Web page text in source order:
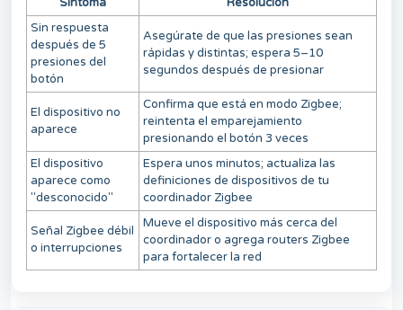
Sin respuesta
después de 5
presiones del
botón
Asegúrate de que las presiones sean
rápidas y distintas; espera 5–10
segundos después de presionar
El dispositivo no
aparece
Confirma que está en modo Zigbee;
reintenta el emparejamiento
presionando el botón 3 veces
El dispositivo
aparece como
"desconocido"
Espera unos minutos; actualiza las
definiciones de dispositivos de tu
coordinador Zigbee
Señal Zigbee débil
o interrupciones
Mueve el dispositivo más cerca del
coordinador o agrega routers Zigbee
para fortalecer la red